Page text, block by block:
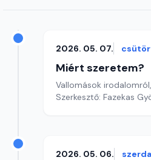
2026. 05. 07.
Miért szeretem?
Vallomások
Szerkesztő: Fazekas
2026. 05. 06. szerda